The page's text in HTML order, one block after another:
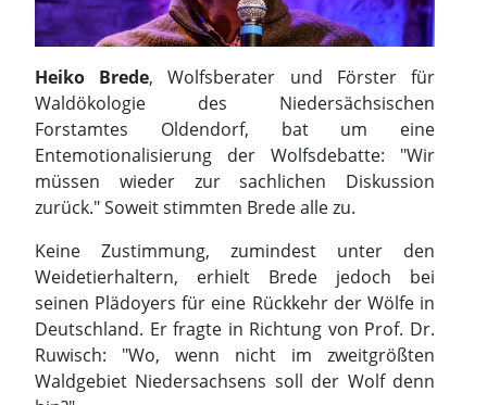
Heiko Brede, Wolfsberater und Förster für
Waldökologie des Niedersächsischen
Forstamtes Oldendorf, bat um eine
Entemotionalisierung der Wolfsdebatte: "Wir
müssen wieder zur sachlichen Diskussion
zurück." Soweit stimmten Brede alle zu.
Keine Zustimmung, zumindest unter den
Weidetierhaltern, erhielt Brede jedoch bei
seinen Plädoyers für eine Rückkehr der Wölfe in
Deutschland. Er fragte in Richtung von Prof. Dr.
Ruwisch: "Wo, wenn nicht im zweitgrößten
Waldgebiet Niedersachsens soll der Wolf denn